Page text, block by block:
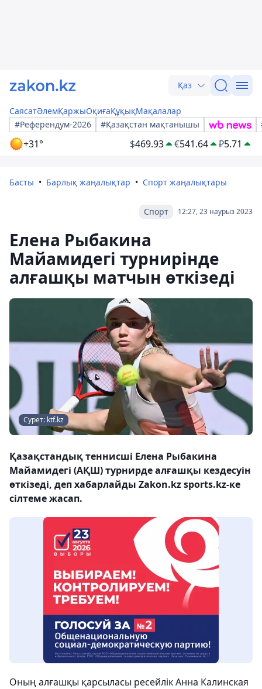
Қаз
СаясатӘлемҚаржыОқиғаҚұқықМақалалар
#Референдум-2026
#Қазақстан мақтанышы
+31° $469.93 €541.64 ₽5.71
Басты Барлық жаңалықтар Спорт жаңалықтары
12:27, 23 наурыз 2023
Спорт
Елена Рыбакина
Майамидегі турнирінде
алғашқы матчын өткізеді
Сурет: ktf.kz
Қазақстандық теннисші Елена Рыбакина
Майамидегі (АҚШ) турнирде алғашқы кездесуін
өткізеді, деп хабарлайды Zakon.kz sports.kz-ке
сілтеме жасап.
Оның алғашқы қарсыласы ресейлік Анна Калинская